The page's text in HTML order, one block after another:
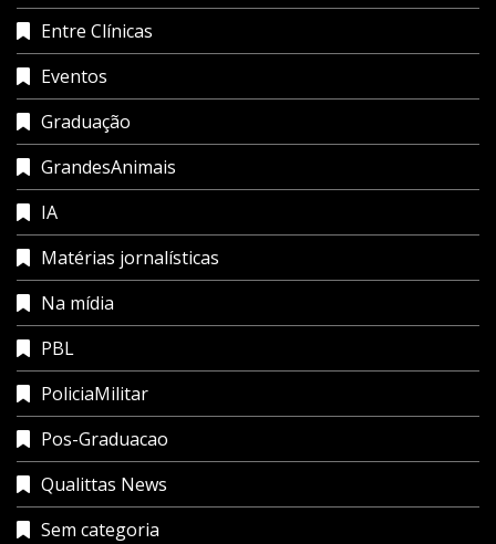
Entre Clínicas
Eventos
Graduação
GrandesAnimais
IA
Matérias jornalísticas
Na mídia
PBL
PoliciaMilitar
Pos-Graduacao
Qualittas News
Sem categoria